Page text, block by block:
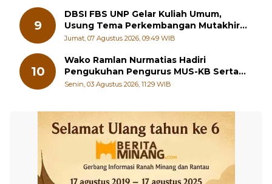
9
DBSI FBS UNP Gelar Kuliah Umum,
Usung Tema Perkembangan Mutakhir
Sastra Dunia
Jumat, 07 Agustus 2026, 09:49 WIB
10
Wako Ramlan Nurmatias Hadiri
Pengukuhan Pengurus MUS-KB Serta
LMKB Periode 2026-2031,
Senin, 03 Agustus 2026, 11:29 WIB